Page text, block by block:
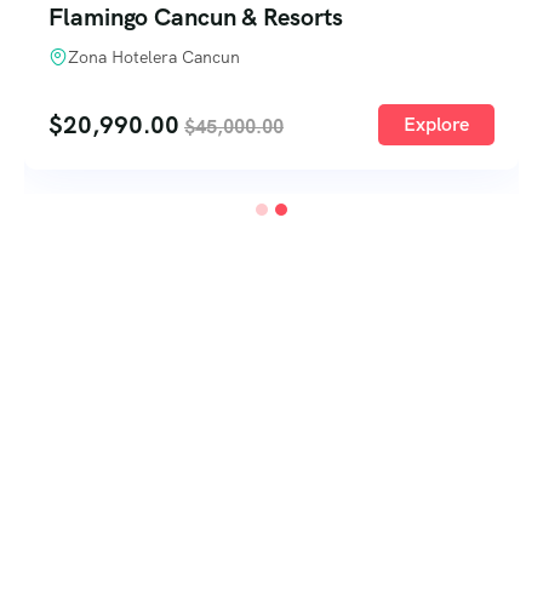
Flamingo Cancun & Resorts
Zona Hotelera Cancun
$20,990.00 $45,000.00 Explore